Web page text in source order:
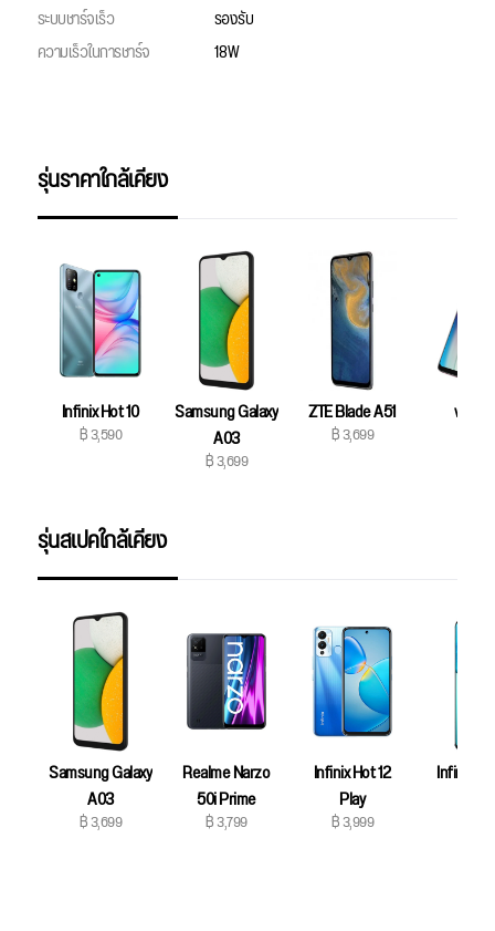
ระบบชาร์จเร็ว
รองรับ
ความเร็วในการชาร์จ
18W
รุ่นราคาใกล้เคียง
Infinix Hot 10
฿ 3,590
Samsung Galaxy
A03
฿ 3,699
ZTE Blade A51
฿ 3,699
vivo
รุ่นสเปคใกล้เคียง
Samsung Galaxy
A03
฿ 3,699
Realme Narzo
50i Prime
฿ 3,799
Infinix Hot 12
Play
฿ 3,999
Infinix